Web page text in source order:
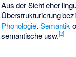
Aus der Sicht eher
Überstrukturierung
Phonologie,Semantik
semantische usw.[2]